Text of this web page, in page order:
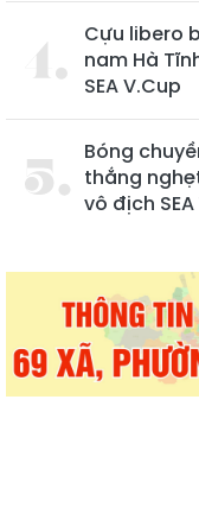
Cựu libero
nam Hà
SEA V.Cup
Bóng
thắng
vô địch